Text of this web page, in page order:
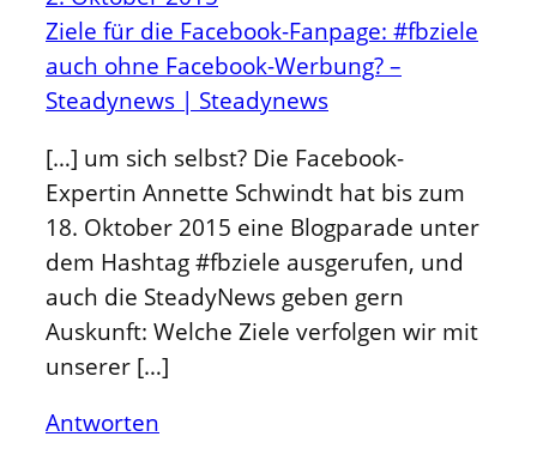
Ziele für die Facebook-Fanpage: #fbziele
auch ohne Facebook-Werbung? –
Steadynews | Steadynews
[…] um sich selbst? Die Facebook-
Expertin Annette Schwindt hat bis zum
18. Oktober 2015 eine Blogparade unter
dem Hashtag #fbziele ausgerufen, und
auch die SteadyNews geben gern
Auskunft: Welche Ziele verfolgen wir mit
unserer […]
Antworten